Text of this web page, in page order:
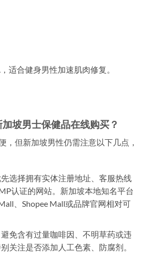
适合健身男性加速肌肉修复。
坡男士保健品在线购买？
，但新加坡男性仍需注意以下几点，
选择拥有实体注册地址、客服热线
认证的网站。新加坡本地知名平台
、Shopee Mall或品牌官网相对可
避免含有过量咖啡因、不明草药或违
关注是否添加人工色素、防腐剂。